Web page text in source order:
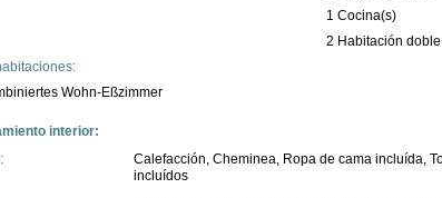
1 Cocina(s)
2 Habitación doble
Wohn-Eßzimmer
interior:
Calefacción, Cheminea, Ropa de cama incluída,
incluídos